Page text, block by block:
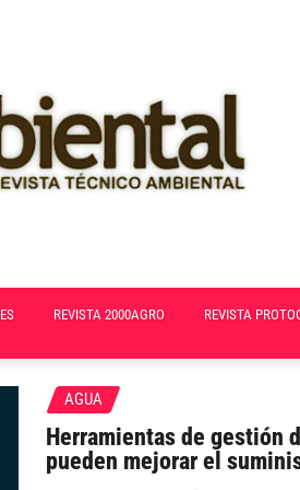
REVISTA 2000AGRO REVISTA
AGUA
Herramientas de gestión
pueden mejorar el